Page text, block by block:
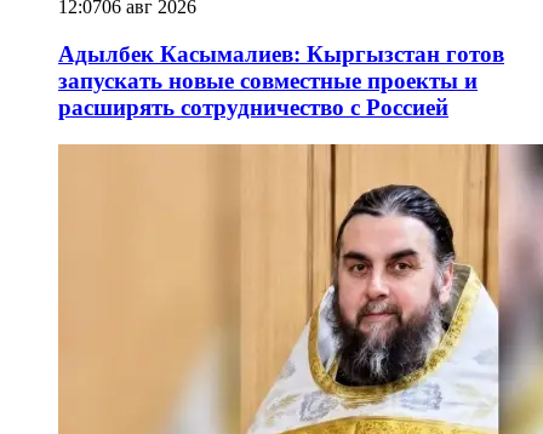
12:0706 авг 2026
Адылбек Касымалиев: Кыргызстан готов
запускать новые совместные проекты и
расширять сотрудничество с Россией